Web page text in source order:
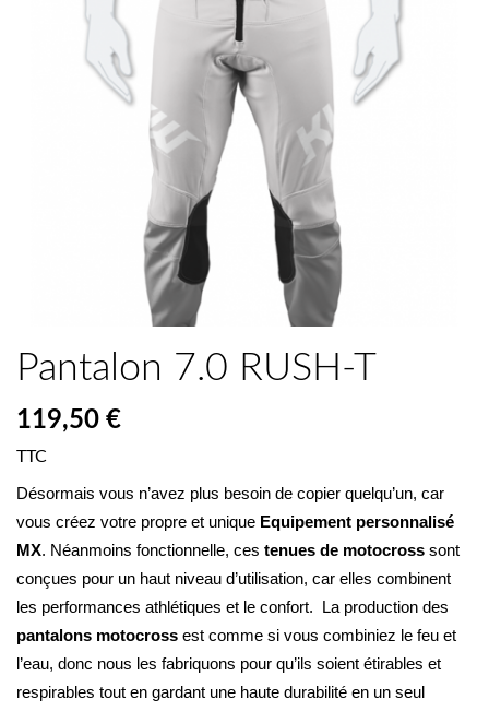
Pantalon 7.0 RUSH-T
119,50 €
TTC
Désormais vous n’avez plus besoin de copier quelqu’un, car
vous créez votre propre et unique Equipement personnalisé
MX. Néanmoins fonctionnelle, ces tenues de motocross sont
conçues pour un haut niveau d’utilisation, car elles combinent
les performances athlétiques et le confort.
pantalons motocross est comme si vous combiniez le feu et
l’eau, donc nous les fabriquons pour qu’ils soient étirables et
respirables tout en gardant une haute durabilité en un seul